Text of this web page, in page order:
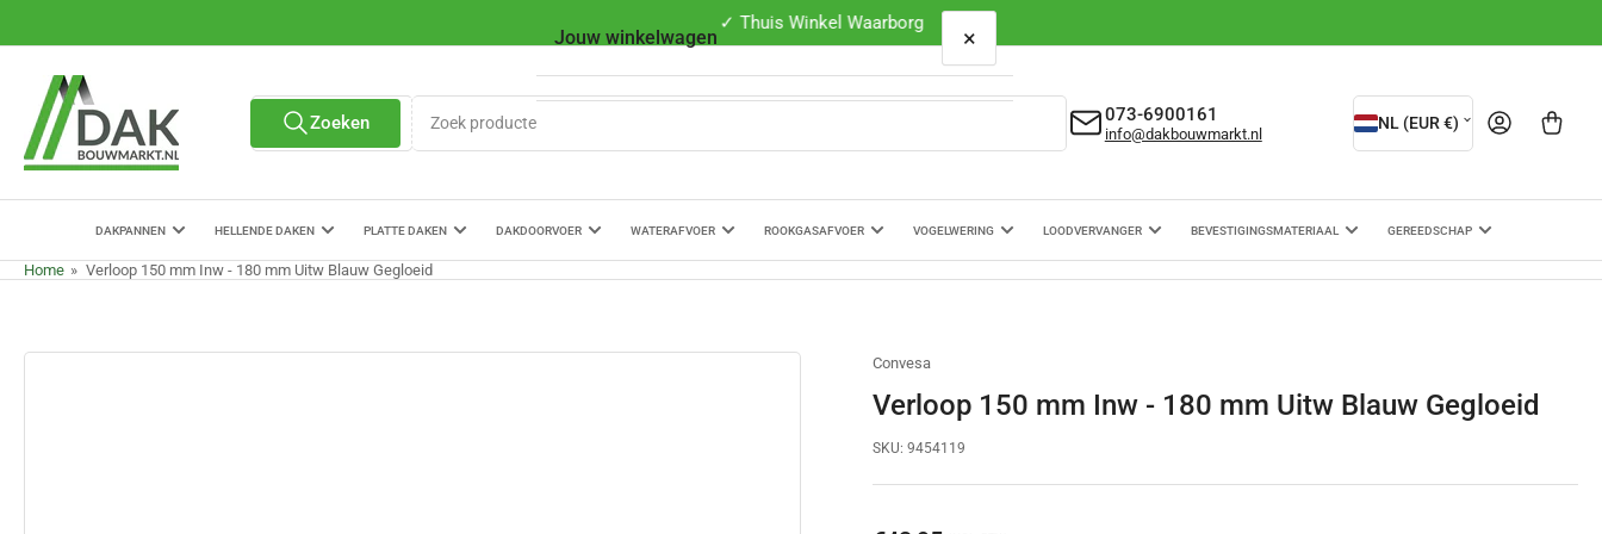
naar
content
✓ Thuis Winkel Waarborg
Alle verkopers
Zoek
productenZoeken 073-6900161
info@dakbouwmarkt.nl
L
a
d
/
i
NL (EUR €) Aanmelden
Mini-winkelwagen
DAKPANNEN HELLENDE DAKEN PLATTE DAKEN DAKDOORVOER WATERAFVOER ROOKGASAFVOER VOGELWERING LOODVERVANGER BEVESTIGINGSMATERIAAL GEREEDSCHAP
Home » Verloop 150 mm Inw - 180 mm Uitw Blauw Gegloeid
Convesa
Verloop 150 mm Inw - 180 mm Uitw Blauw Gegloeid
SKU: 9454119
Jouw winkelwagen ×